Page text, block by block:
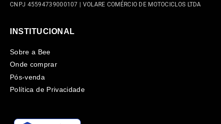
CNPJ 45594739000107 | VOLARE COMÉRCIO DE MOTOCICLOS LTDA
INSTITUCIONAL
Sobre a Bee
Onde comprar
Pós-venda
Política de Privacidade